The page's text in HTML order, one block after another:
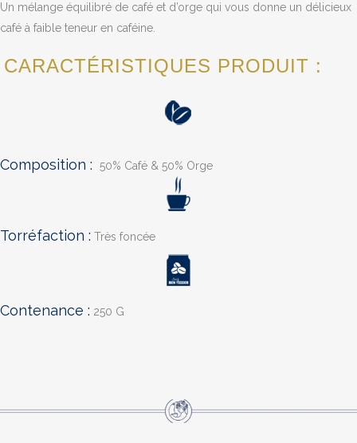
Un mélange équilibré de café et d’orge qui vous donne un délicieux
café à faible teneur en caféine.
CARACTÉRISTIQUES PRODUIT :
Composition : 50% Café & 50% Orge
Torréfaction : Très foncée
Contenance : 250 G